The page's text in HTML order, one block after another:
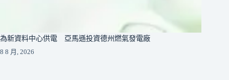
為新資料中心供電 亞馬遜投資德州燃氣發電廠
8 8 月, 2026